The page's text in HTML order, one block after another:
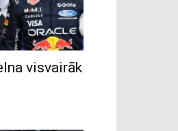
visvairāk